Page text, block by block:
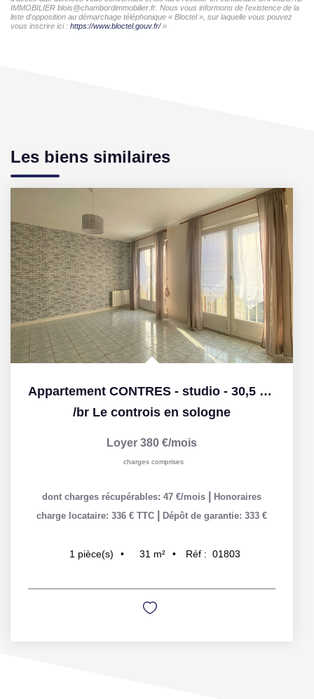
IMMOBILIER blois@chambordimmobilier.fr. Nous vous informons de l'existence de la
liste d'opposition au démarchage téléphonique « Bloctel », sur laquelle vous pouvez
vous inscrire ici : https://www.bloctel.gouv.fr/»
Les biens similaires
Appartement CONTRES - studio - 30,5 m2
/br Le controis en sologne
Loyer 380 €/mois
charges comprises
dont charges récupérables: 47 €/mois
Honoraires
charge locataire: 336 € TTC
Dépôt de garantie: 333 €
1 pièce(s) 31 m² Réf : 01803